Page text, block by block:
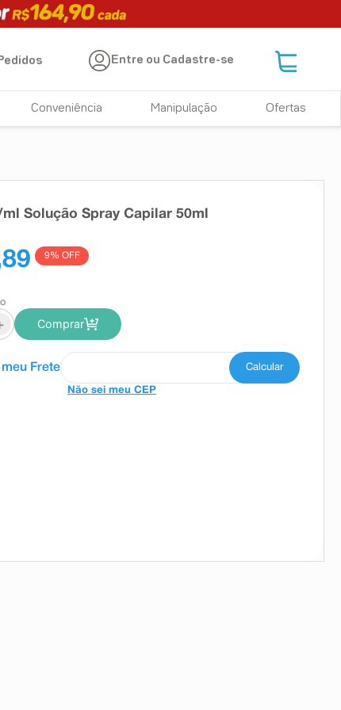
Entre ou Cadastre-se
Conveniência Manipulação Ofertas
Solução Spray Capilar 50ml
9% OFF
Comprar
Não sei meu CEP